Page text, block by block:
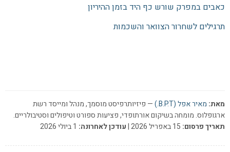
כאבים במפרק שורש כף היד בזמן ההיריון
תרגילים לשחרור הצוואר והשכמות
מאת: מאיר אפל (B.P.T.)
— פיזיותרפיסט מוסמך, מנהל ומייסד רשת
ארגופלוס. מומחה בשיקום אורתופדי, פציעות ספורט וטיפולים וסטיבולריים.
תאריך פרסום:
עודכן לאחרונה: